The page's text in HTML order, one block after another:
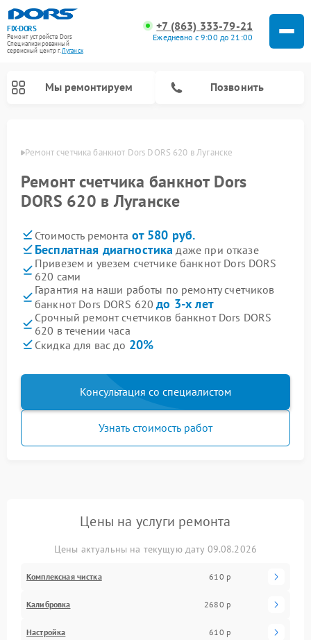
FIX-DORS
Ремонт устройств Dors
Специализированный
cервисный центр г.Луганск
+7 (863) 333-79-21
Ежедневно с 9:00 до 21:00
Мы ремонтируем Позвонить
Ремонт счетчика банкнот Dors DORS 620 в Луганске
Ремонт счетчика банкнот Dors
DORS 620 в Луганске
Стоимость ремонта от 580 руб.
Бесплатная диагностика даже при отказе
Привезем и увезем счетчике банкнот Dors DORS
620 сами
Гарантия на наши работы по ремонту счетчиков
банкнот Dors DORS 620до 3-х лет
Срочный ремонт счетчиков банкнот Dors DORS
620 в течении часа
Скидка для вас до 20%
Консультация со специалистом
Узнать стоимость работ
Цены на услуги ремонта
Цены актуальны на текущую дату 09.08.2026
Комплексная чистка 610 р
Калибровка 2680 р
Настройка 610 р